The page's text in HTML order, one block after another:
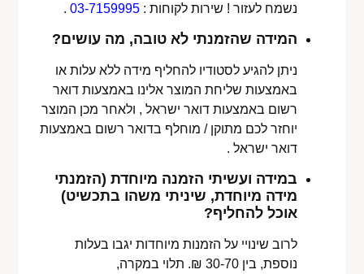
נשמח לעזור ! שירות לקוחות :03-7159995
.
המידה שהזמנתי לא טובה, מה עושים?
ניתן להגיע לסטודיו להחליף מידה ללא עלות או
באמצעות שליחת המוצר אלינו באמצעות דואר
רשום באמצעות דואר ישראל , ולאחר מכן המוצר
יוחזר לכם מתוקן / מוחלף בדואר רשום באמצעות
דואר ישראל .
במידה ועשיתי הזמנה מיוחדת (הזמנתי
מידה מיוחדת, שיניתי משהו בתכשיט)
אוכל להחליף?
לרוב שינויי על הזמנות מיוחדות יגבו בעלות
נוספת, בין 30-70 ₪. תלוי במקרה,